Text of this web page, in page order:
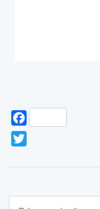
Facebook